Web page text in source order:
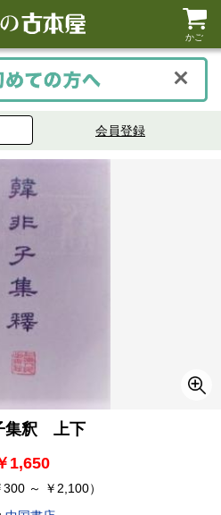
かご
会員登録
集釈 上下
1,650
300 ～ ￥2,100）